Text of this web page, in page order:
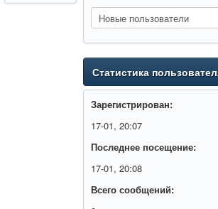
Статистика
Зарегистрирован:
17-01, 20:07
Последнее посещение:
17-01, 20:08
Всего сообщений: